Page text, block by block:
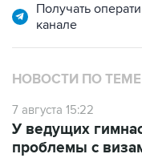
Получать
канале
НОВОСТИ ПО ТЕМЕ
7 августа 15:22
У ведущих
проблемы с